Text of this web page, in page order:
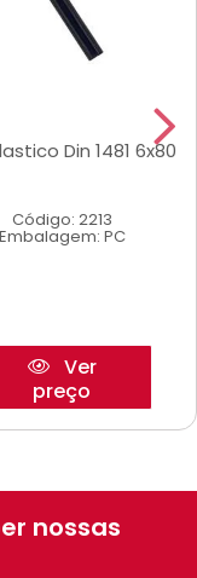
Din 1481 6x80
Código: 2213
Embalagem: PC
Ver
preço
nossas